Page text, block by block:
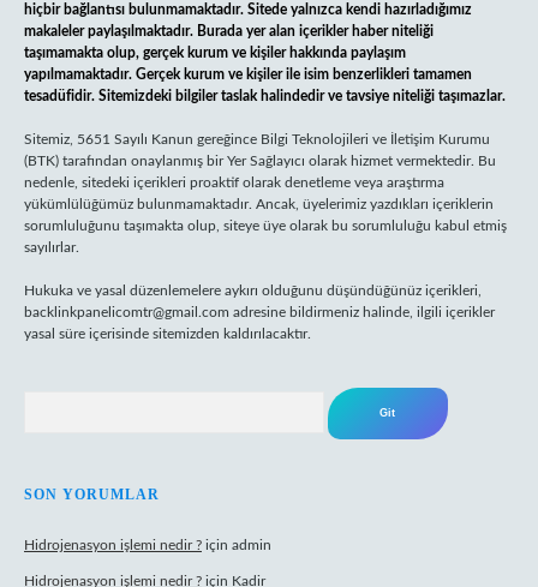
hiçbir bağlantısı bulunmamaktadır. Sitede yalnızca kendi hazırladığımız
makaleler paylaşılmaktadır. Burada yer alan içerikler haber niteliği
taşımamakta olup, gerçek kurum ve kişiler hakkında paylaşım
yapılmamaktadır. Gerçek kurum ve kişiler ile isim benzerlikleri tamamen
tesadüfidir. Sitemizdeki bilgiler taslak halindedir ve tavsiye niteliği taşımazlar.
Sitemiz, 5651 Sayılı Kanun gereğince Bilgi Teknolojileri ve İletişim Kurumu
(BTK) tarafından onaylanmış bir Yer Sağlayıcı olarak hizmet vermektedir. Bu
nedenle, sitedeki içerikleri proaktif olarak denetleme veya araştırma
yükümlülüğümüz bulunmamaktadır. Ancak, üyelerimiz yazdıkları içeriklerin
sorumluluğunu taşımakta olup, siteye üye olarak bu sorumluluğu kabul etmiş
sayılırlar.
Hukuka ve yasal düzenlemelere aykırı olduğunu düşündüğünüz içerikleri,
backlinkpanelicomtr@gmail.com adresine bildirmeniz halinde, ilgili içerikler
yasal süre içerisinde sitemizden kaldırılacaktır.
SON YORUMLAR
Hidrojenasyon işlemi nedir ? için admin
Hidrojenasyon işlemi nedir ? için Kadir